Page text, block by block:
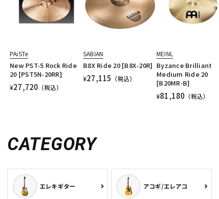
PAiSTe
New PST-5 Rock Ride
20 [PST5N-20RR]
¥27,720 （税込）
SABIAN
B8X Ride 20 [B8X-20R]
¥27,115 （税込）
MEINL
Byzance Brilliant
Medium Ride 20
[B20MR-B]
¥81,180 （税込）
CATEGORY
エレキギター アコギ/エレアコ